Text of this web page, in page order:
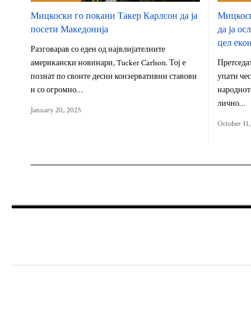
Мицкоски го покани Такер Карлсон да ја
посети Македонија
Разговарав со еден од највлијателните
американски новинари, Tucker Carlson. Тој е
познат по своите десни конзервативни ставови
и со огромно…
January 20, 2025
да ја
цел
упати
лично…
October